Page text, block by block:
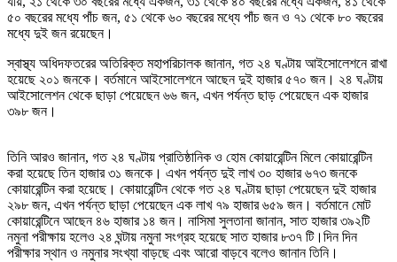
৫০ বছরের মধ্যে পাঁচ জন, ৫১ থেকে ৬০ বছরের মধ্যে পাঁচ জন ও ৭১ থেকে ৮০ বছরের
মধ্যে দুই জন রয়েছেন।
স্বাস্থ্য অধিদফতরের অতিরিক্ত মহাপরিচালক জানান, গত ২৪ ঘণ্টায় আইসোলেশনে রাখা
হয়েছে ২০১ জনকে। বর্তমানে আইসোলেশনে আছেন দুই হাজার ৫৭০ জন। ২৪ ঘণ্টায়
আইসোলেশন থেকে ছাড়া পেয়েছেন ৬৬ জন, এখন পর্যন্ত ছাড় পেয়েছেন এক হাজার
৩৯৮ জন।
তিনি আরও জানান, গত ২৪ ঘণ্টায় প্রাতিষ্ঠানিক ও হোম কোয়ারেন্টিন মিলে কোয়ারেন্টিন
করা হয়েছে তিন হাজার ৩১ জনকে। এখন পর্যন্ত দুই লাখ ৩০ হাজার ৬৭৩ জনকে
কোয়ারেন্টিন করা হয়েছে। কোয়ারেন্টিন থেকে গত ২৪ ঘণ্টায় ছাড়া পেয়েছেন দুই হাজার
২৯৮ জন, এখন পর্যন্ত ছাড়া পেয়েছেন এক লাখ ৭৯ হাজার ৬৫৯ জন। বর্তমানে মোট
কোয়ারেন্টিনে আছেন ৪৬ হাজার ১৪ জন। নাসিমা সুলতানা জানান, সাত হাজার ৩৯২টি
নমুনা পরীক্ষায় হলেও ২৪ ঘন্টায় নমুনা সংগ্রহ হয়েছে সাত হাজার ৮৩৭ টি।দিন দিন
পরীক্ষার স্থান ও নমুনার সংখ্যা বাড়ছে এবং আরো বাড়বে বলেও জানান তিনি।